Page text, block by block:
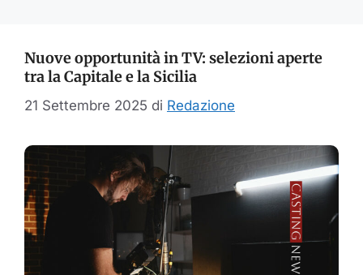
Nuove opportunità in TV: selezioni aperte
tra la Capitale e la Sicilia
21 Settembre 2025 di Redazione